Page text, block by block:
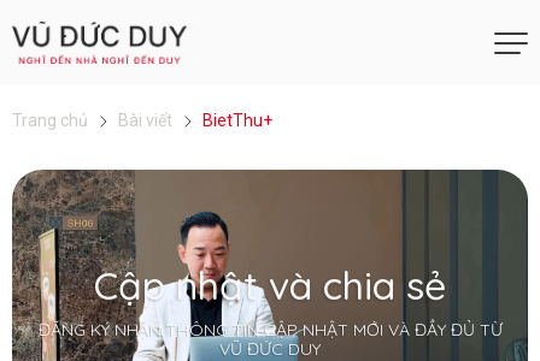
Trang chủ Bài viết BietThu+
Cập nhật và chia sẻ
ĐĂNG KÝ NHẬN THÔNG TIN CẬP NHẬT MỚI VÀ ĐẦY ĐỦ TỪ
VŨ ĐỨC DUY